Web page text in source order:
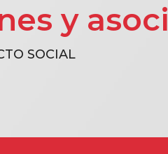
y
SOCIAL